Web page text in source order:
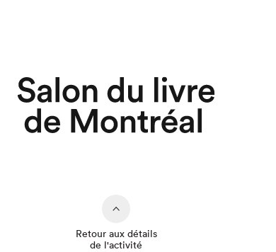
Retour aux détails
de l'activité